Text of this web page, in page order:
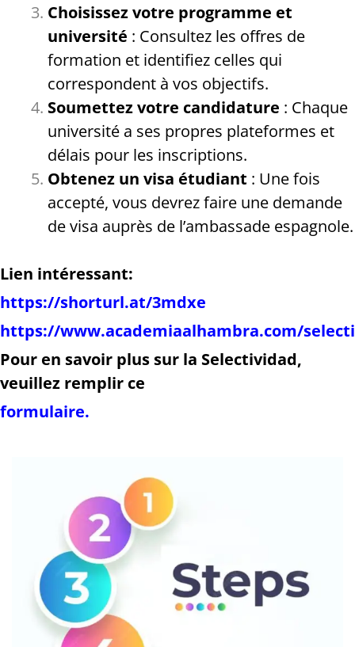
Choisissez votre programme et
université : Consultez les offres de
formation et identifiez celles qui
correspondent à vos objectifs.
Soumettez votre candidature : Chaque
université a ses propres plateformes et
délais pour les inscriptions.
Obtenez un visa étudiant : Une fois
accepté, vous devrez faire une demande
de visa auprès de l’ambassade espagnole.
Lien intéressant:
https://shorturl.at/3mdxe
https://www.academiaalhambra.com/
Pour en savoir plus sur la Selectividad,
veuillez remplir ce
formulaire.